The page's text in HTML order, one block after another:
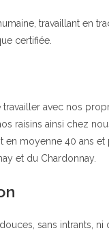
travaillant en
certifiée.
avec nos
raisins ainsi chez
en moyenne 40 ans et
et du Chardonnay.
sans intrants, ni